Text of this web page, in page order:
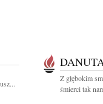
Z głębokim
śmierci tak